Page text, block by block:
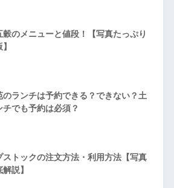
穀のメニューと値段！【写真たっぷり
のランチは予約できる？できない？土
チでも予約は必須？
ストックの注文方法・利用方法【写真
説】